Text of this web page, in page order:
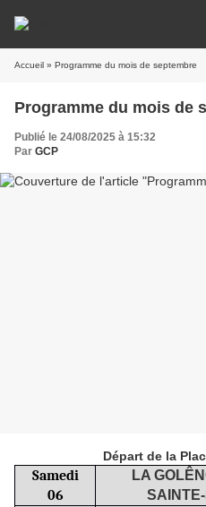
Accueil » Programme du mois de septembre
Programme du mois de
Publié le 24/08/2025 à 15:32
Par GCP
Départ de la
Samedi
06
LA